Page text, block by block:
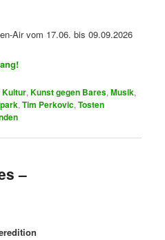
Air vom 17.06. bis 09.09.2026
Kultur,Kunst gegen Bares,Musik,
,Tim Perkovic,Tosten
–